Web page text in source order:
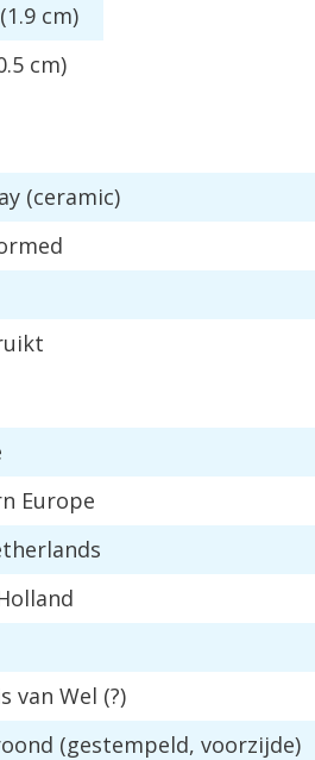
(1.9 cm)
.5 cm)
(ceramic)
Europe
van Wel (?)
(gestempeld, voorzijde)